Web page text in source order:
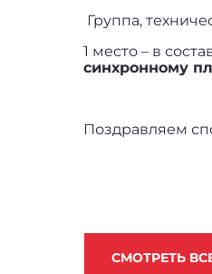
Группа,
1 место – в
синхронному
Поздравляем
СМОТРЕТЬ